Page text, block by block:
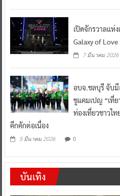
เปิดจักรวาลแห่
Galaxy of
7 มีนาคม 2026
อบจ.ชลบุรี จับมื
ชูแคมเปญ “เที่
ท่องเที่ยวชาวไ
คึกคักต่อเนื่อง
5 มีนาคม 2026 0
บันเทิง